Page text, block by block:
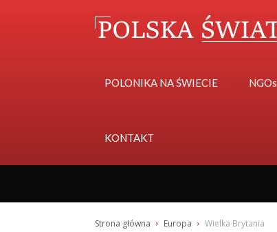
POLONIKA NA ŚWIECIE NGOs
KONTAKT
Strona główna Europa Wielka Brytania